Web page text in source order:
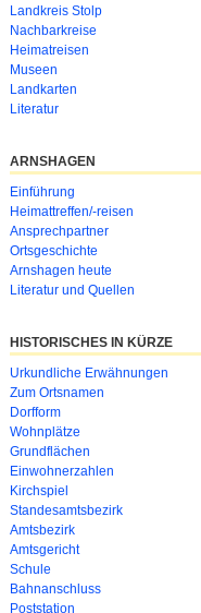
überspringen
Landkreis Stolp
Nachbarkreise
Heimatreisen
Museen
Landkarten
Literatur
ARNSHAGEN
Navigation
überspringen
Einführung
Heimattreffen/-reisen
Ansprechpartner
Ortsgeschichte
Arnshagen heute
Literatur und Quellen
HISTORISCHES IN KÜRZE
Urkundliche Erwähnungen
Zum Ortsnamen
Dorfform
Wohnplätze
Grundflächen
Einwohnerzahlen
Kirchspiel
Standesamtsbezirk
Amtsbezirk
Amtsgericht
Schule
Bahnanschluss
Poststation